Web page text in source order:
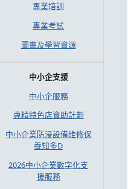
專業培訓
專業考試
圖書及學習資源
中小企支援
中小企服務
專精特色店資助計劃
中小企業防浸設備維修保
養知多D
2026中小企業數字化支
援服務